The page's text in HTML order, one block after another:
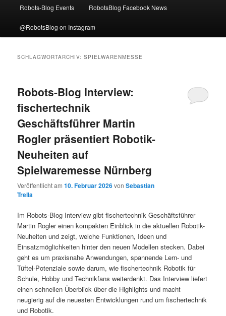
Robots-Blog Events RobotsBlog Facebook News
@RobotsBlog on Instagram
SCHLAGWORTARCHIV:SPIELWARENMESSE
Robots-Blog Interview:
fischertechnik
Geschäftsführer Martin
Rogler präsentiert Robotik-
Neuheiten auf
Spielwaremesse Nürnberg
Veröffentlicht am10. Februar 2026vonSebastian
Trella
Im Robots-Blog Interview gibt fischertechnik Geschäftsführer
Martin Rogler einen kompakten Einblick in die aktuellen Robotik-
Neuheiten und zeigt, welche Funktionen, Ideen und
Einsatzmöglichkeiten hinter den neuen Modellen stecken. Dabei
geht es um praxisnahe Anwendungen, spannende Lern- und
Tüftel-Potenziale sowie darum, wie fischertechnik Robotik für
Schule, Hobby und Technikfans weiterdenkt. Das Interview liefert
einen schnellen Überblick über die Highlights und macht
neugierig auf die neuesten Entwicklungen rund um fischertechnik
und Robotik.